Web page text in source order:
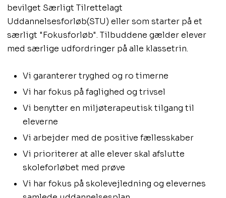
bevilget Særligt Tilrettelagt
Uddannelsesforløb(STU) eller som starter på et
særligt "Fokusforløb". Tilbuddene gælder elever
med særlige udfordringer på alle klassetrin.
Vi garanterer tryghed og ro timerne
Vi har fokus på faglighed og trivsel
Vi benytter en miljøterapeutisk tilgang til
eleverne
Vi arbejder med de positive fællesskaber
Vi prioriterer at alle elever skal afslutte
skoleforløbet med prøve
Vi har fokus på skolevejledning og elevernes